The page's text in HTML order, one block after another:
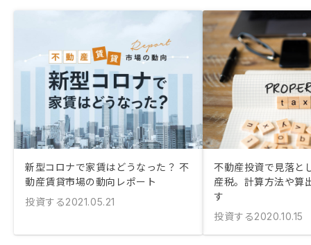
新型コロナで家賃はどうなった？ 不
動産賃貸市場の動向レポート
投資する2021.05.21
不動産投資で見落と
産税。計算方法や算
す
投資する2020.10.15